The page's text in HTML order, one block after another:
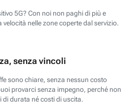
5G? Con noi non paghi di più e
velocità nelle zone coperte dal servizio.
senza vincoli
sono chiare, senza nessun costo
provarci senza impegno, perché non
di durata né costi di uscita.